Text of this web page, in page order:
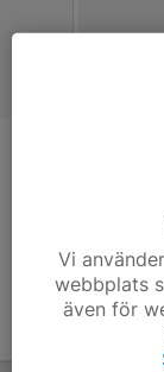
Vi
webbplats
även för